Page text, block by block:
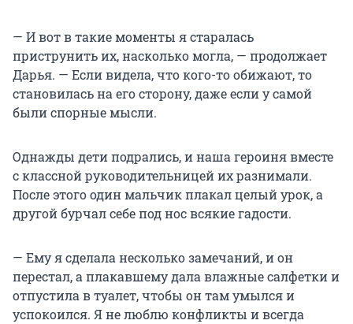
— И вот в такие моменты я старалась
приструнить их, насколько могла, — продолжает
Дарья. — Если видела, что кого-то обижают, то
становилась на его сторону, даже если у самой
были спорные мысли.
Однажды дети подрались, и наша героиня вместе
с классной руководительницей их разнимали.
После этого один мальчик плакал целый урок, а
другой бурчал себе под нос всякие гадости.
— Ему я сделала несколько замечаний, и он
перестал, а плакавшему дала влажные салфетки и
отпустила в туалет, чтобы он там умылся и
успокоился. Я не люблю конфликты и всегда